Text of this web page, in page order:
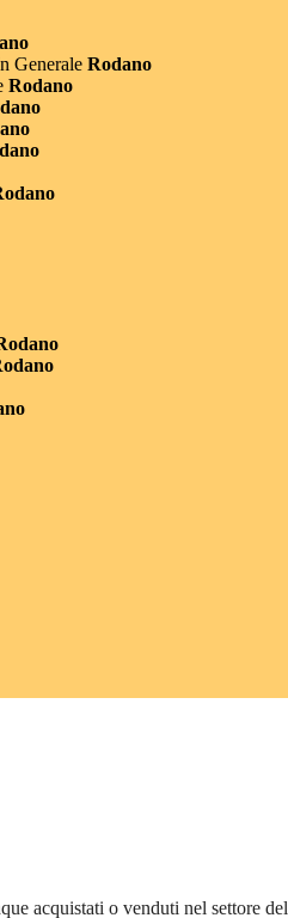
Generale Rodano
Rodano
acquistati o venduti nel settore del